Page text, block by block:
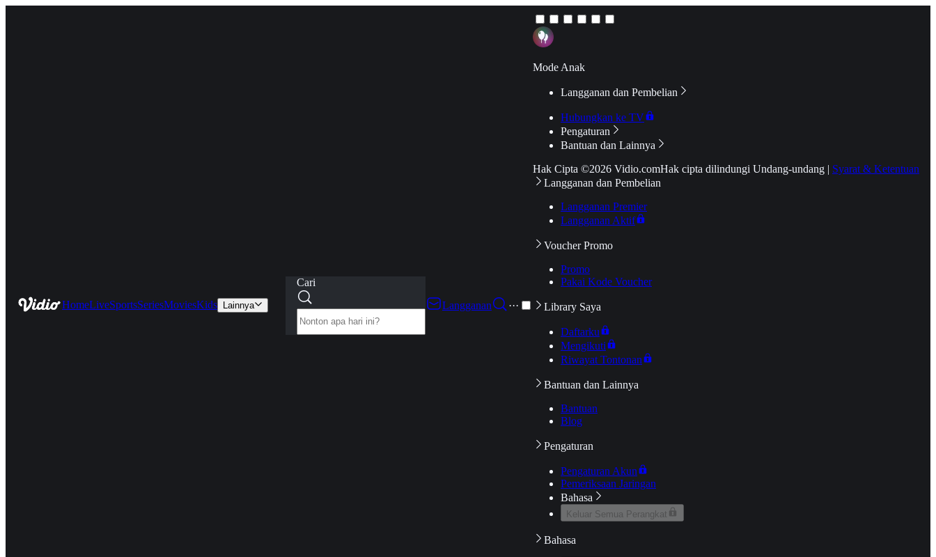
HomeLiveSportsSeriesMoviesKids Lainnya
Cari
Langganan
···
Mode Anak
Langganan dan Pembelian
Hubungkan ke TV
Pengaturan
Bantuan dan Lainnya
Hak Cipta ©2026 Vidio.comHak cipta dilindungi Undang-undang | Syarat & Ketentuan
Langganan dan Pembelian
Langganan Premier
Langganan Aktif
Voucher Promo
Promo
Pakai Kode Voucher
Library Saya
Daftarku
Mengikuti
Riwayat Tontonan
Bantuan dan Lainnya
Bantuan
Blog
Pengaturan
Pengaturan Akun
Pemeriksaan Jaringan
Bahasa
Keluar Semua Perangkat
Bahasa